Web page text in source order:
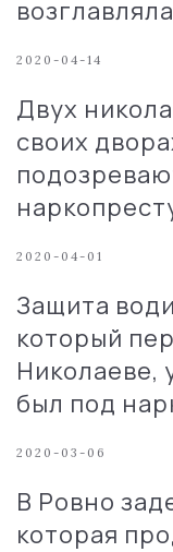
2020-04-14
Двух
своих
2020-04-01
Защита
который
Николаеве,
был под
2020-03-06
В Ровно
которая